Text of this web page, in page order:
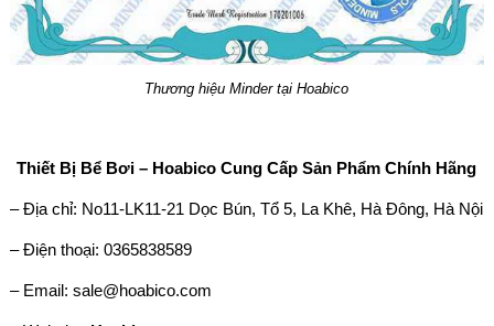
Thương hiệu Minder tại Hoabico
Thiết Bị Bể Bơi – Hoabico Cung Cấp Sản Phẩm Chính Hãng
– Địa chỉ: No11-LK11-21 Dọc Bún, Tổ 5, La Khê, Hà Đông, Hà Nội
– Điện thoại: 0365838589
– Email: sale@hoabico.com